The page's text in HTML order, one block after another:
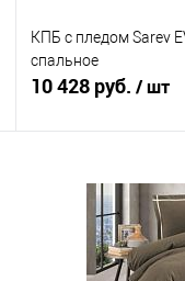
КПБ с пледом Sarev
спальное
10 428 руб. / шт
Купить в 1 клик
В избранное